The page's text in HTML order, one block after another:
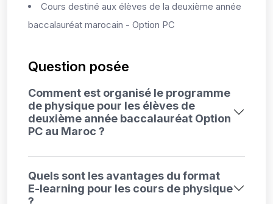
Cours destiné aux élèves de la deuxième année
baccalauréat marocain - Option PC
Question posée
Comment est organisé le programme
de physique pour les élèves de
deuxième année baccalauréat Option
PC au Maroc ?
Quels sont les avantages du format
E-learning pour les cours de physique
?